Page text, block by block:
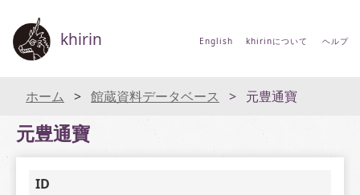
khirin English khirinについて ヘルプ
ホーム 館蔵資料データベース 元豊通寶
元豊通寶
ID